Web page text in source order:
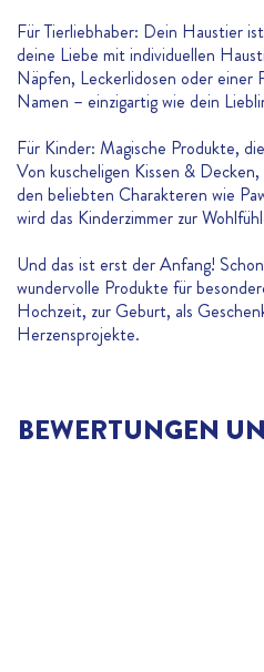
Für Tierliebhaber: Dein Haustier
deine Liebe mit individuellen
Näpfen, Leckerlidosen oder
Namen – einzigartig wie dein
Für Kinder: Magische Produkte,
Von kuscheligen Kissen &
den beliebten Charakteren wie
wird das Kinderzimmer zur
Und das ist erst der Anfang!
wundervolle Produkte für
Hochzeit, zur Geburt, als
Herzensprojekte.
BEWERTUNGEN